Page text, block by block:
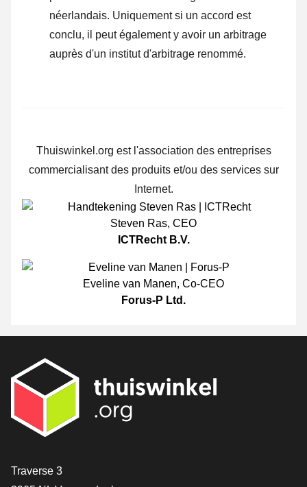
néerlandais. Uniquement si un accord est
conclu, il peut également y avoir un arbitrage
auprès d'un institut d'arbitrage renommé.
Thuiswinkel.org est l'association des entreprises
commercialisant des produits et/ou des services sur
Internet.
Steven Ras, CEO
ICTRecht B.V.
Eveline van Manen, Co-CEO
Forus-P Ltd.
[_General:Contact]
Traverse 3